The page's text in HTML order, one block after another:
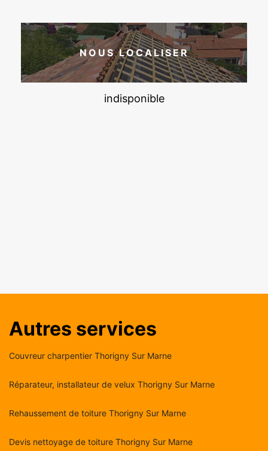
NOUS LOCALISER
indisponible
Autres services
Couvreur charpentier Thorigny Sur Marne
Réparateur, installateur de velux Thorigny Sur Marne
Rehaussement de toiture Thorigny Sur Marne
Devis nettoyage de toiture Thorigny Sur Marne